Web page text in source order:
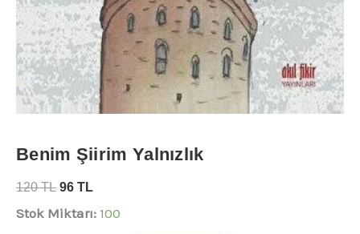
Benim Şiirim Yalnızlık
120TL 96 TL
Stok Miktarı: 100